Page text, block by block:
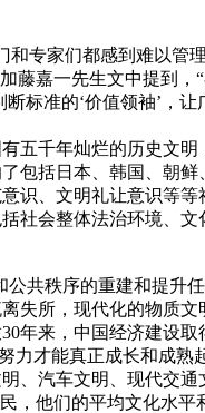
专家们都感到难以管
嘉一先生文中提到
标准的‘价值领袖’，
千年灿烂的历史文
括日本、韩国、朝
识、文明礼让意识等
社会整体法治环境、
秩序的重建和提升
失所，现代化的物质
年来，中国经济建设
才能真正成长和成
、汽车文明、现代交
，他们的平均文化水